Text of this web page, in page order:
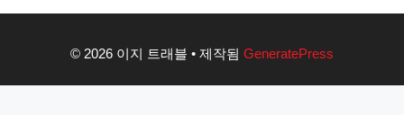
© 2026 이지 트래블 • 제작됨 GeneratePress